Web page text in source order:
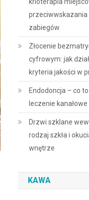
zabiegów
Złocenie
cyfrowym: jak
kryteria jakości w
Endodoncja – co
leczenie
Drzwi szklane
rodzaj szkła i
wnętrze
KAWA